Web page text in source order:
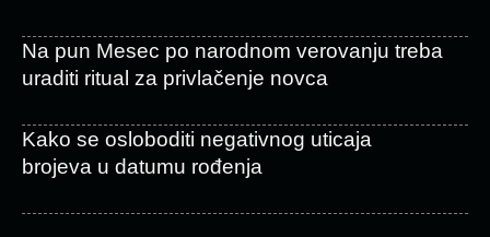
Na pun Mesec po narodnom verovanju treba
uraditi ritual za privlačenje novca
Kako se osloboditi negativnog uticaja
brojeva u datumu rođenja